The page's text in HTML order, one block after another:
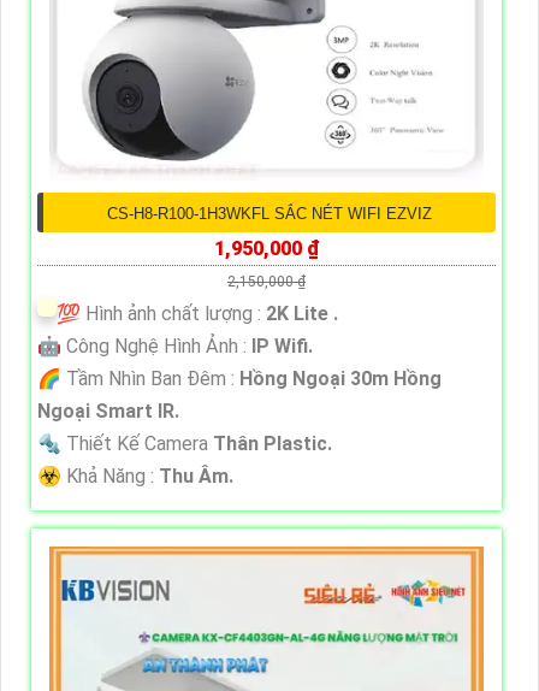
CS-H8-R100-1H3WKFL SẮC NÉT WIFI EZVIZ
1,950,000 ₫
2,150,000 ₫
💯 Hình ảnh chất lượng : 2K Lite .
🤖️ Công Nghệ Hình Ảnh :
IP Wifi.
🌈 Tầm Nhìn Ban Đêm : Hồng Ngoại 30m Hồng
Ngoại Smart IR.
🔩 Thiết Kế Camera Thân Plastic.
️☣️ Khả Năng : Thu Âm.